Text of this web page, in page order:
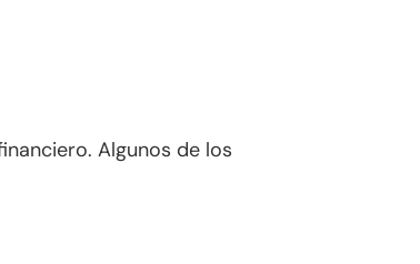
Algunos de los